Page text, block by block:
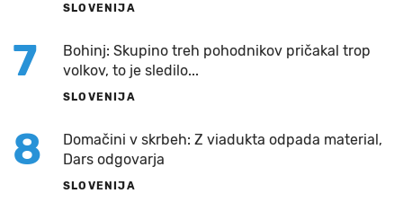
SLOVENIJA
7
Bohinj: Skupino treh pohodnikov pričakal trop
volkov, to je sledilo...
SLOVENIJA
8
Domačini v skrbeh: Z viadukta odpada material,
Dars odgovarja
SLOVENIJA